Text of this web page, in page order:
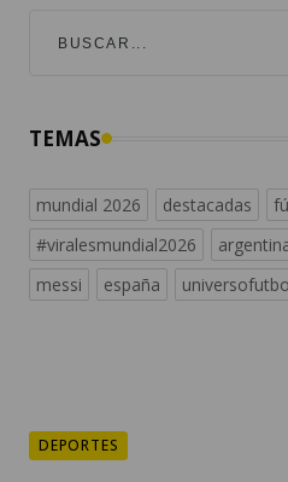
TEMAS
mundial 2026 destacadas
#viralesmundial2026
messi
españa
DEPORTES